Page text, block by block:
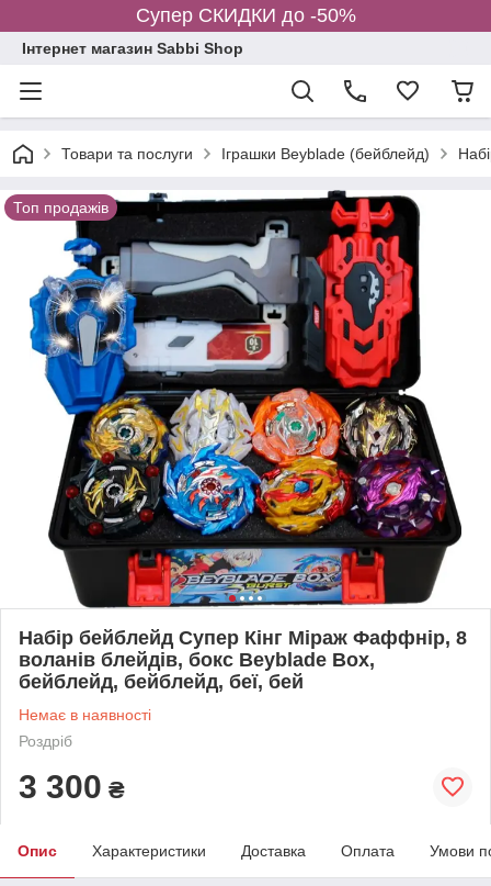
Супер СКИДКИ до -50%
Інтернет магазин Sabbi Shop
Товари та послуги Іграшки Beyblade (бейблейд)
Топ продажів
Набір бейблейд Супер Кінг Міраж Фаффнір, 8
воланів блейдів, бокс Beyblade Box,
бейблейд, бейблейд, беї, бей
Немає в наявності
Роздріб
3 300 ₴
Опис Характеристики Доставка Оплата Умови